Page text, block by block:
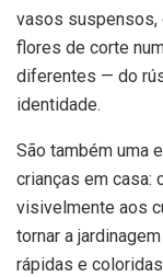
vasos suspensos,
flores de corte
diferentes — do
identidade.
São também uma
crianças em casa:
visivelmente aos
tornar a
rápidas e